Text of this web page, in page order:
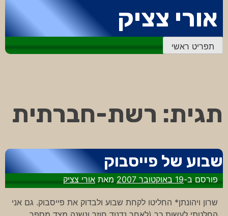
לתוכן
אורי צציק
תפריט ראשי
תגית: רשת-חברתית
שבוע של פייסבוק
פורסם ב-19 באוקטובר 2007 מאתאורי צציק
שרון ויהונתן* החליטו לקחת שבוע ולבדוק את פייסבוק. גם אני